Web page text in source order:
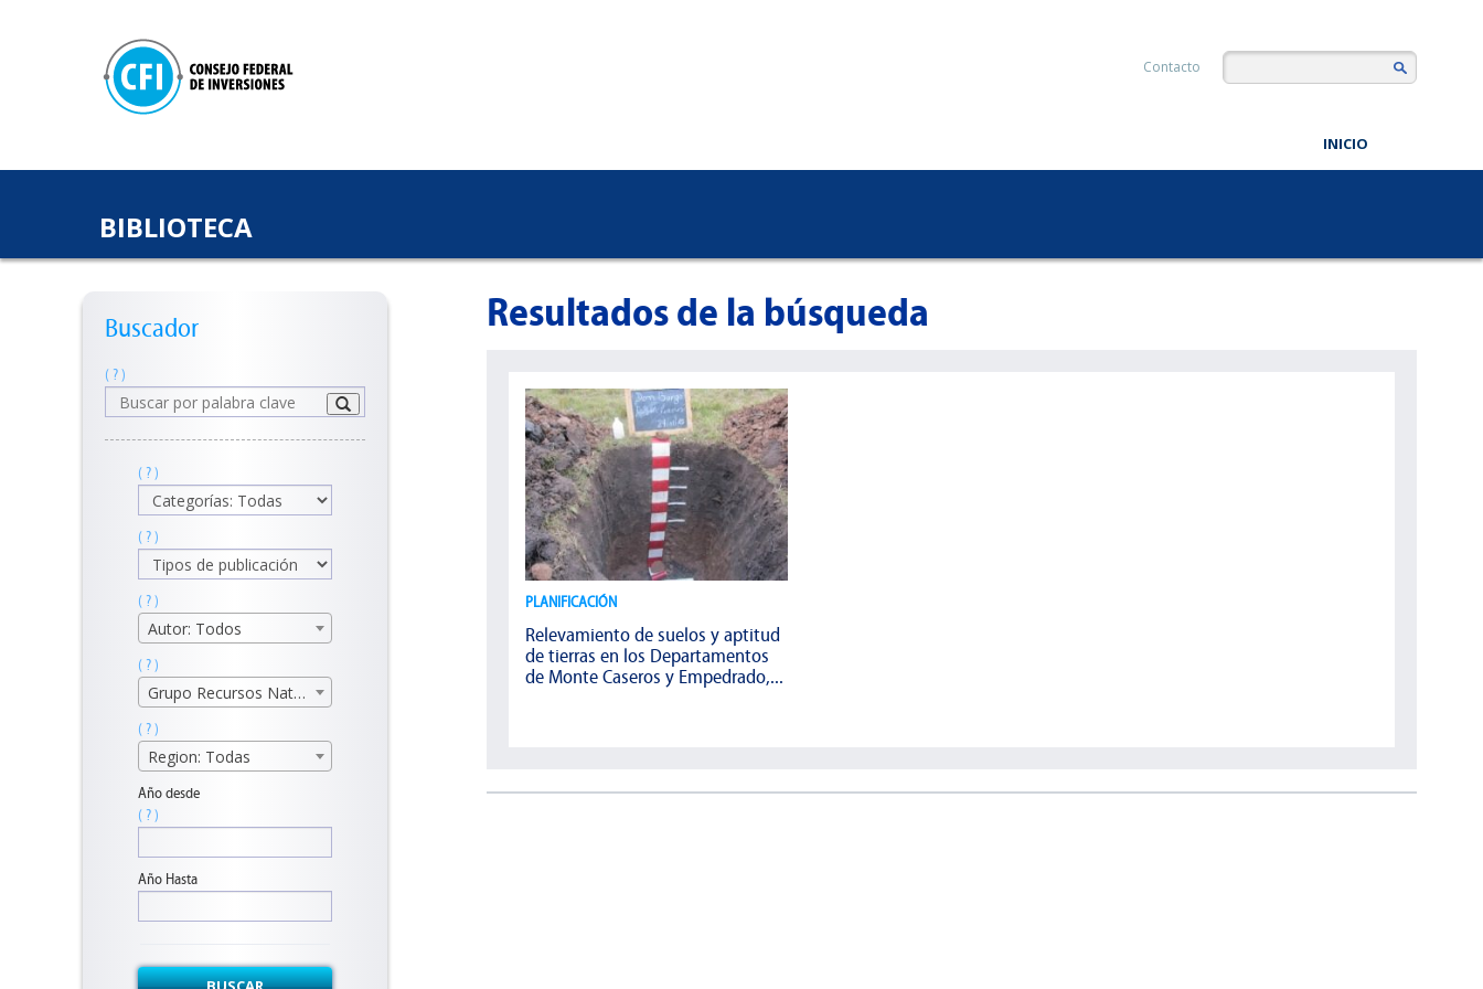
Contacto
INICIO
BIBLIOTECA
Buscador
( ? )
( ? )
( ? )
( ? )
Autor: Todos
( ? )
Grupo Recursos Naturales
( ? )
Region: Todas
Año desde
( ? )
Año Hasta
Resultados de la búsqueda
PLANIFICACIÓN
Relevamiento de suelos y aptitud
de tierras en los Departamentos
de Monte Caseros y Empedrado,...